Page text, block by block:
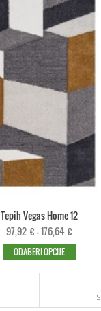
Tepih Vegas Home 12
97,92 €–176,64 €
ODABERI OPCIJE